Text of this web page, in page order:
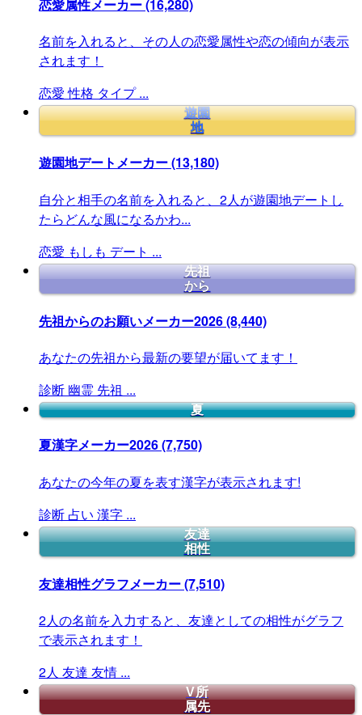
恋愛属性メーカー(16,280)
名前を入れると、その人の恋愛属性や恋の傾向が表示
されます！
恋愛 性格 タイプ ...
遊園
地
遊園地デートメーカー(13,180)
自分と相手の名前を入れると、2人が遊園地デートし
たらどんな風になるかわ...
恋愛 もしも デート ...
先祖
から
先祖からのお願いメーカー2026(8,440)
あなたの先祖から最新の要望が届いてます！
診断 幽霊 先祖 ...
夏
夏漢字メーカー2026(7,750)
あなたの今年の夏を表す漢字が表示されます!
診断 占い 漢字 ...
友達
相性
友達相性グラフメーカー(7,510)
2人の名前を入力すると、友達としての相性がグラフ
で表示されます！
2人 友達 友情 ...
V所
属先